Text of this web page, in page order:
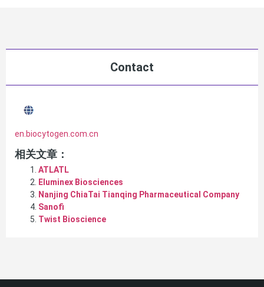
Contact
en.biocytogen.com.cn
相关文章：
ATLATL
Eluminex Biosciences
Nanjing ChiaTai Tianqing Pharmaceutical Company
Sanofi
Twist Bioscience